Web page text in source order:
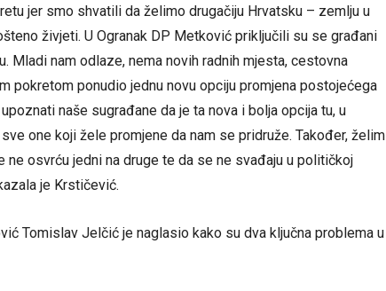
jer smo shvatili da želimo drugačiju Hrvatsku – zemlju u
živjeti. U Ogranak DP Metković priključili su se građani
Mladi nam odlaze, nema novih radnih mjesta, cestovna
pokretom ponudio jednu novu opciju promjena postojećega
naše sugrađane da je ta nova i bolja opcija tu, u
one koji žele promjene da nam se pridruže. Također, želim
osvrću jedni na druge te da se ne svađaju u političkoj
je Krstičević.
Tomislav Jelčić je naglasio kako su dva ključna problema u